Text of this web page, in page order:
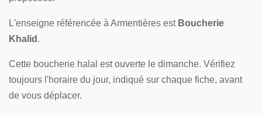
L'enseigne référencée à Armentières est Boucherie
Khalid .
Cette boucherie halal est ouverte le dimanche. Vérifiez
toujours l'horaire du jour, indiqué sur chaque fiche, avant
de vous déplacer.